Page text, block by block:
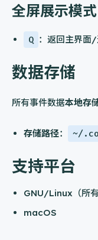
全屏展示模式
Q ：返回主界面
数据存储
所有事件数据本地存
存储路径： ~/
支持平台
GNU/Linux（所有
macOS